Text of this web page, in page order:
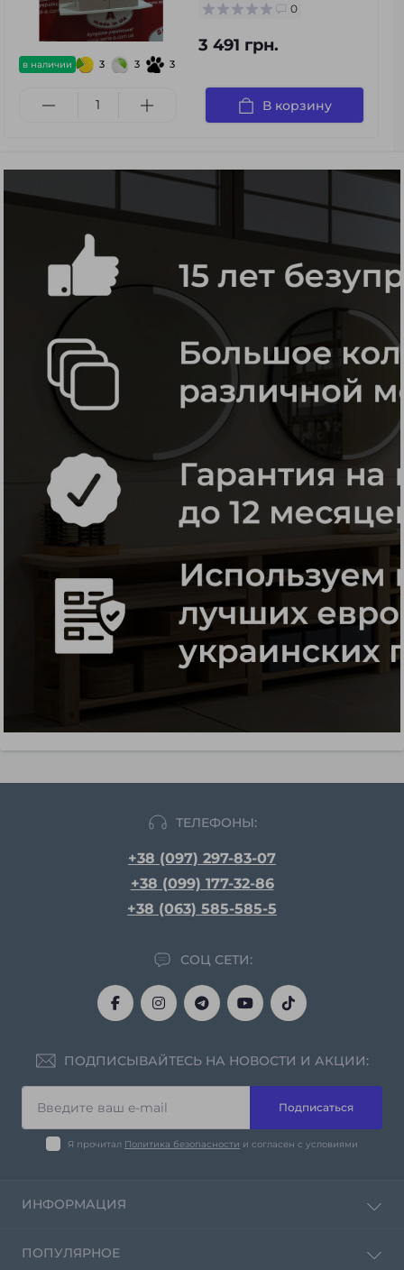
в наличии 3 3 3
0
3 491 грн.
В корзину
ТЕЛЕФОНЫ:
+38 (097) 297-83-07
+38 (099) 177-32-86
+38 (063) 585-585-5
СОЦ СЕТИ:
ПОДПИСЫВАЙТЕСЬ НА НОВОСТИ И АКЦИИ:
Подписаться
Я прочитал Политика безопасности и согласен с условиями
ИНФОРМАЦИЯ
Контакты
ПОПУЛЯРНОЕ